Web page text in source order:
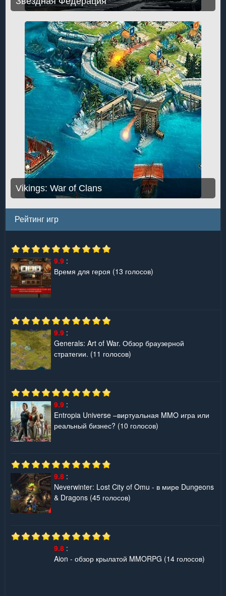
Vikings: War of Clans
Рейтинг игр
9.9 :
Время для героя (13 голосов)
9.9 :
Generals: Art of War. Обзор браузерной
стратегии. (11 голосов)
9.9 :
Entropia Universe –виртуальная MMO игра или
реальный бизнес? (10 голосов)
9.8 :
Neverwinter: Lost City of Omu - в мире Dungeons
& Dragons (45 голосов)
9.8 :
Aion - обзор крылатой MMORPG (14 голосов)